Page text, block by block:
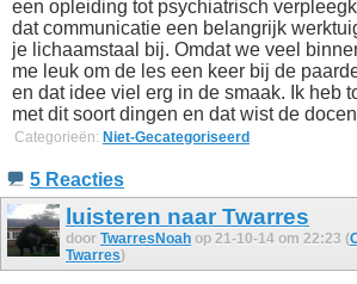
een opleiding tot psychiatrisch
dat communicatie een belangrijk
je lichaamstaal bij. Omdat we veel
me leuk om de les een keer bij de
en dat idee viel erg in de smaak. Ik heb
met dit soort dingen en dat wist de
Categorieën: Niet-Gecategoriseerd
5 Reacties
luisteren naar Twarres
door TwarresNoah op 21-10-14 om 22:23 (
Twarres)